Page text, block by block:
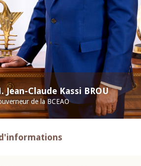
Jean-Claude Kassi BROU
de la BCEAO